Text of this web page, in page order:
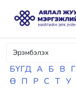
БҮГД А Б В Г
Ө П Р С Т У